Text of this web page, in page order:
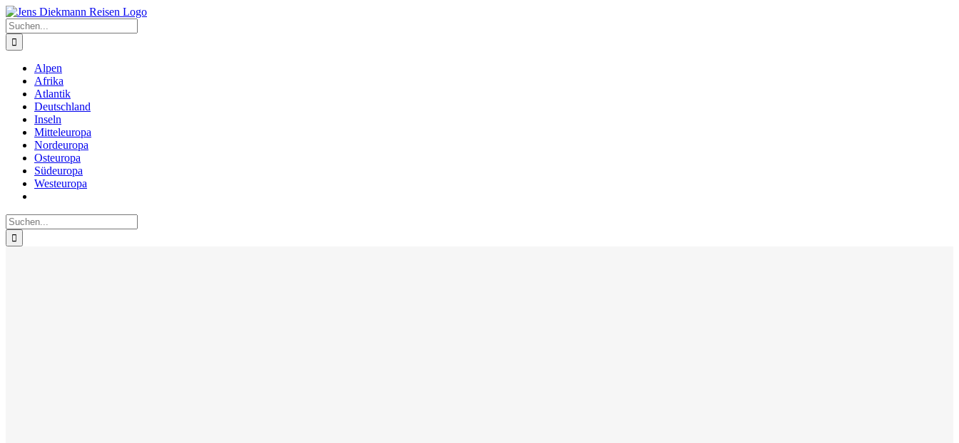
Zum
Inhalt
springen
Suche
nach:
Alpen
Afrika
Atlantik
Deutschland
Inseln
Mitteleuropa
Nordeuropa
Osteuropa
Südeuropa
Westeuropa
Suche
nach: